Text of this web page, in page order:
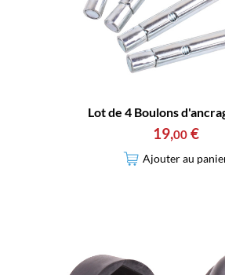
Lot de 4 Boulons
19,00 €
Ajouter au